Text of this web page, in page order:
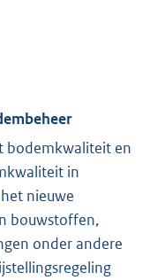
bodemkwaliteit en
in
nieuwe
bouwstoffen,
onder andere